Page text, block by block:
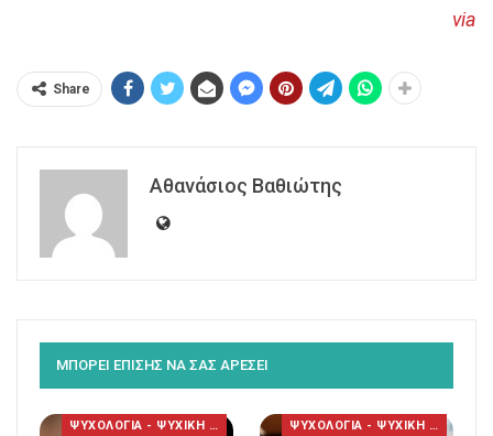
via
Share
Αθανάσιος Βαθιώτης
ΜΠΟΡΕΙ ΕΠΙΣΗΣ ΝΑ ΣΑΣ ΑΡΕΣΕΙ
ΨΥΧΟΛΟΓΙΑ - ΨΥΧΙΚΗ ΥΓΕΙΑ ΨΥΧΟΛΟΓΙΑ - ΨΥΧΙΚΗ ΥΓΕΙΑ